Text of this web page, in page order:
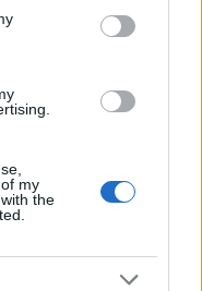
my
the
megálltam.
rajtuk, de
elállták az
teljesen ki
Ez nagyon